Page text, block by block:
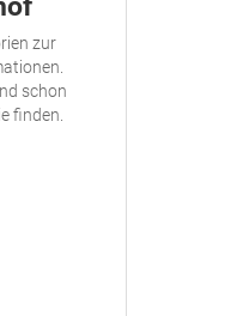
zur
schon
finden.